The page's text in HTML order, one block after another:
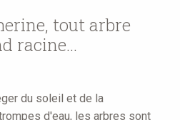
tout arbre
racine...
du soleil et de la
d'eau, les arbres sont